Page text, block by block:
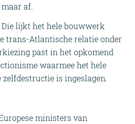
af.
lijkt het hele bouwwerk
trans-Atlantische relatie onder
past in het opkomend
waarmee het hele
zelfdestructie is ingeslagen.
ministers van